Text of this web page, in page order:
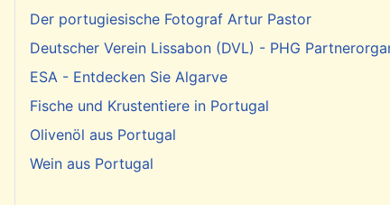
Der portugiesische Fotograf Artur Pastor
Deutscher Verein Lissabon (DVL) - PHG
ESA - Entdecken Sie Algarve
Fische und Krustentiere in Portugal
Olivenöl aus Portugal
Wein aus Portugal